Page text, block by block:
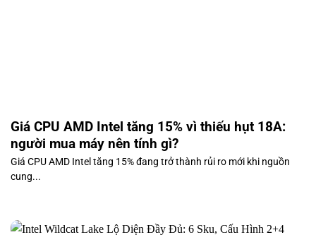
Giá CPU AMD Intel tăng 15% vì thiếu hụt 18A:
người mua máy nên tính gì?
Giá CPU AMD Intel tăng 15% đang trở thành rủi ro mới khi nguồn
cung...